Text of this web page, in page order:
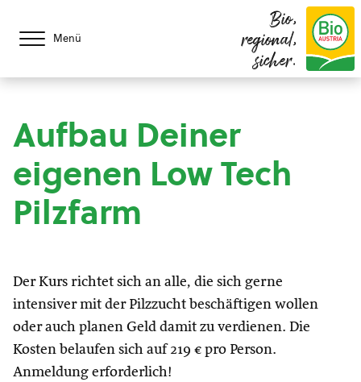
Menü
Bio,
regional,
sicher.
Aufbau Deiner
eigenen Low Tech
Pilzfarm
Der Kurs richtet sich an alle, die sich gerne
intensiver mit der Pilzzucht beschäftigen wollen
oder auch planen Geld damit zu verdienen. Die
Kosten belaufen sich auf 219 € pro Person.
Anmeldung erforderlich!